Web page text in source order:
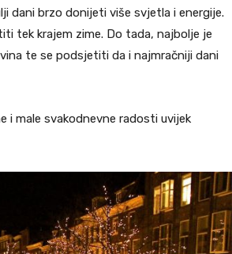
dani brzo donijeti više svjetla i energije.
tek krajem zime. Do tada, najbolje je
te se podsjetiti da i najmračniji dani
i male svakodnevne radosti uvijek